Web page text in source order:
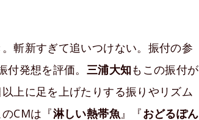
斬新すぎて追いつけない。振付の参
発想を評価。 三浦大知もこの振付が
上に足を上げたりする振りやリズム
CMは『淋しい熱帯魚』『おどるぽん